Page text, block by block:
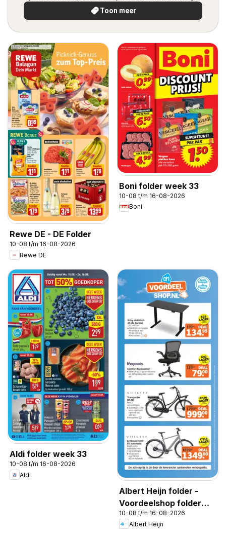
Toon meer
Rewe DE - DE Folder
10-08 t/m 16-08-2026
Rewe DE
Boni folder week 33
10-08 t/m 16-08-2026
Boni
Aldi folder week 33
10-08 t/m 16-08-2026
Aldi
Albert Heijn folder -
Voordeelshop folder
week 33
10-08 t/m 16-08-2026
Albert Heijn